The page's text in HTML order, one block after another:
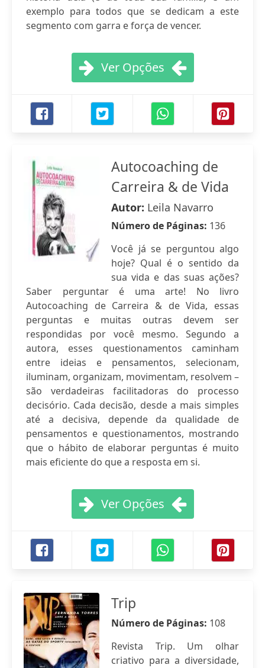
exemplo para todos que se dedicam a este
segmento com garra e força de vencer.
Ver Opções
Autocoaching de
Carreira & de Vida
Autor: Leila Navarro
Número de Páginas: 136
Você já se perguntou algo
hoje? Qual é o sentido da
sua vida e das suas ações?
Saber perguntar é uma arte! No livro
Autocoaching de Carreira & de Vida, essas
perguntas e muitas outras devem ser
respondidas por você mesmo. Segundo a
autora, esses questionamentos caminham
entre ideias e pensamentos, selecionam,
iluminam, organizam, movimentam, resolvem –
são verdadeiras facilitadoras do processo
decisório. Cada decisão, desde a mais simples
até a decisiva, depende da qualidade de
pensamentos e questionamentos, mostrando
que o hábito de elaborar perguntas é muito
mais eficiente do que a resposta em si.
Ver Opções
Trip
Número de Páginas: 108
Revista Trip. Um olhar
criativo para a diversidade,